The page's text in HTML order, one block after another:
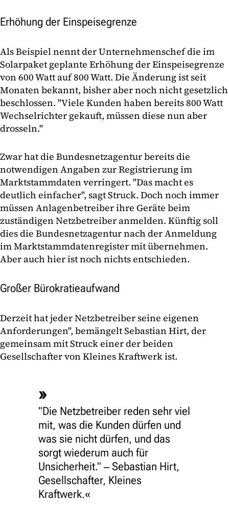
Erhöhung der Einspeisegrenze
Als Beispiel nennt der Unternehmenschef die im
Solarpaket geplante Erhöhung der Einspeisegrenze
von 600 Watt auf 800 Watt. Die Änderung ist seit
Monaten bekannt, bisher aber noch nicht gesetzlich
beschlossen. "Viele Kunden haben bereits 800 Watt
Wechselrichter gekauft, müssen diese nun aber
drosseln."
Zwar hat die Bundesnetzagentur bereits die
notwendigen Angaben zur Registrierung im
Marktstammdaten verringert. "Das macht es
deutlich einfacher", sagt Struck. Doch noch immer
müssen Anlagenbetreiber ihre Geräte beim
zuständigen Netzbetreiber anmelden. Künftig soll
dies die Bundesnetzagentur nach der Anmeldung
im Marktstammdatenregister mit übernehmen.
Aber auch hier ist noch nichts entschieden.
Großer Bürokratieaufwand
Derzeit hat jeder Netzbetreiber seine eigenen
Anforderungen", bemängelt Sebastian Hirt, der
gemeinsam mit Struck einer der beiden
Gesellschafter von Kleines Kraftwerk ist.
"Die Netzbetreiber reden sehr viel
mit, was die Kunden dürfen und
was sie nicht dürfen, und das
sorgt wiederum auch für
Unsicherheit." ‒ Sebastian Hirt,
Gesellschafter, Kleines
Kraftwerk.